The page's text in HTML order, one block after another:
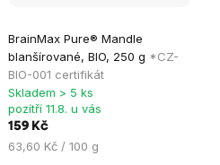
BrainMax Pure® Mandle
blanšírované, BIO, 250 g *CZ-
BIO-001 certifikát
hodnocení
produktu
je
5,0
z
5
Skladem > 5 ks
pozítří 11.8. u vás
159 Kč
Měrná
63,60 Kč / 100 g